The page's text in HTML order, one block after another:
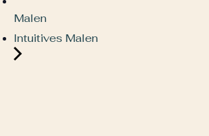
Malen
Intuitives Malen